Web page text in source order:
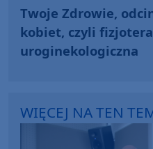
Twoje Zdrowie,
kobiet, czyli
uroginekologiczna
WIĘCEJ NA TEN